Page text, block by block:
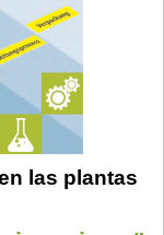
las plantas